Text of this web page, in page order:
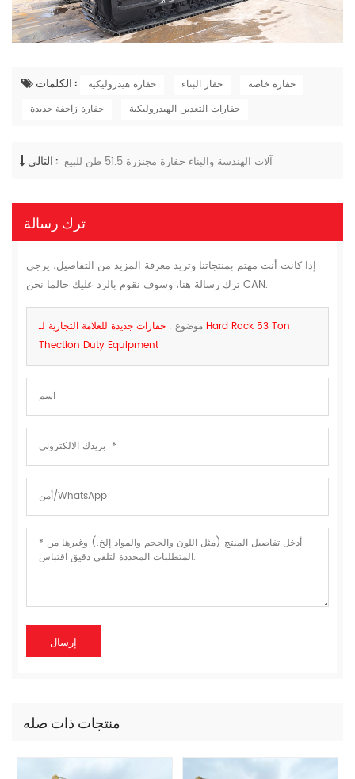
الكلمات : حفارة هيدروليكية حفار البناء
حفارة خاصة
حفارة زاحفة جديدة
حفارات التعدين الهيدروليكية
التالي : آلات الهندسة والبناء حفارة مجنزرة 51.5 طن للبيع
ترك رسالة
إذا كانت أنت مهتم بمنتجاتنا وتريد معرفة المزيد من التفاصيل، يرجى
ترك رسالة هنا، وسوف نقوم بالرد عليك حالما نحن CAN.
موضوع : حفارات جديدة للعلامة التجارية لـ Hard Rock 53 Ton
Thection Duty Equipment
منتجات ذات صله